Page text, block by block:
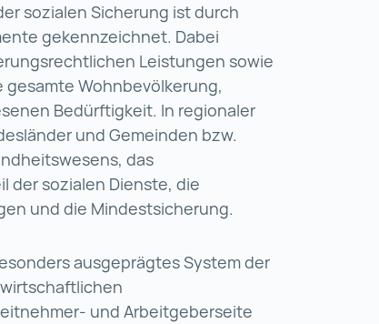
sozialen Sicherung ist durch
gekennzeichnet. Dabei
Leistungen sowie
Wohnbevölkerung,
Bedürftigkeit. In regionaler
und Gemeinden bzw.
das
der sozialen Dienste, die
und die Mindestsicherung.
ausgeprägtes System der
und Arbeitgeberseite